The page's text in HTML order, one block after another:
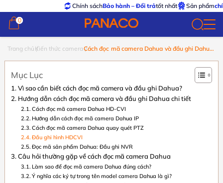
Chính sáchBảo hành – Đổi trảtốt nhất Sản phẩmchính
0
0
Trang chủ Kiến thức cameraCách đọc mã camera Dahua và đầu ghi Dahua
Mục Lục
Vì sao cần biết cách đọc mã camera và đầu ghi Dahua?
Hướng dẫn cách đọc mã camera và đầu ghi Dahua chi tiết
Cách đọc mã camera Dahua HD-CVI
Hướng dẫn cách đọc mã camera Dahua IP
Cách đọc mã camera Dahua quay quét PTZ
Đầu ghi hình HDCVI
Đọc mã sản phẩm Dahua: Đầu ghi NVR
Câu hỏi thường gặp về cách đọc mã camera Dahua
Làm sao để đọc mã camera Dahua đúng cách?
Ý nghĩa các ký tự trong tên model camera Dahua là gì?